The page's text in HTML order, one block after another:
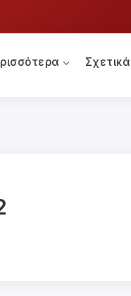
Σχετικά